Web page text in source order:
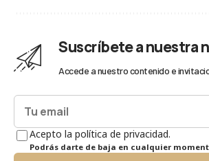
Suscríbete a nuestra
Accede a nuestro contenido e
Acepto la política de privacidad.
Podrás darte de baja en cualquier